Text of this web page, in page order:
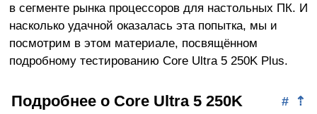
в сегменте рынка процессоров для настольных ПК. И
насколько удачной оказалась эта попытка, мы и
посмотрим в этом материале, посвящённом
подробному тестированию Core Ultra 5 250K Plus.
⇡
#
Подробнее о Core Ultra 5 250K